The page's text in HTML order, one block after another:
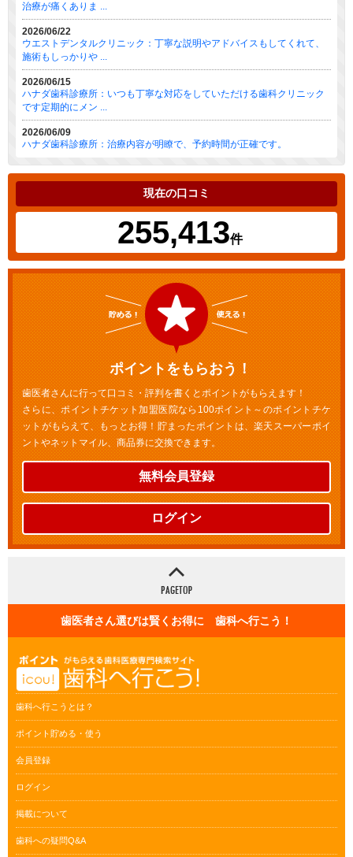
治療が痛くありま ...
2026/06/22
ウエストデンタルクリニック：丁寧な説明やアドバイスもしてくれて、
施術もしっかりや ...
2026/06/15
ハナダ歯科診療所：いつも丁寧な対応をしていただける歯科クリニック
です定期的にメン ...
2026/06/09
ハナダ歯科診療所：治療内容が明瞭で、予約時間が正確です。
現在の口コミ
255,413件
ポイントをもらおう！
歯医者さんに行って口コミ・評判を書くとポイントがもらえます！
さらに、ポイントチケット加盟医院なら100ポイント～のポイントチケ
ットがもらえて、もっとお得！貯まったポイントは、楽天スーパーポイ
ントやネットマイル、商品券に交換できます。
無料会員登録
ログイン
歯医者さん選びは賢くお得に 歯科へ行こう！
歯科へ行こうとは？
ポイント貯める・使う
会員登録
ログイン
掲載について
歯科への疑問Q&A